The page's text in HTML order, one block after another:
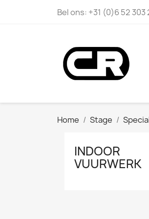
Bel ons: +31 (0)6 52 303
Home Stage
INDOOR
VUURWERK